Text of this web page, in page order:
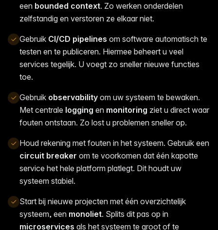
een bounded context. Zo werken onderdelen
zelfstandig en verstoren ze elkaar niet.
Gebruik CI/CD pipelines om software automatisch te
testen en te publiceren. Hiermee beheert u veel
services tegelijk. U voegt zo sneller nieuwe functies
toe.
Gebruik observability om uw systeem te bewaken.
Met centrale logging en monitoring ziet u direct waar
fouten ontstaan. Zo lost u problemen sneller op.
Houd rekening met fouten in het systeem. Gebruik een
circuit breaker om te voorkomen dat één kapotte
service het hele platform platlegt. Dit houdt uw
systeem stabiel.
Start bij nieuwe projecten met één overzichtelijk
systeem, een monoliet. Splits dit pas op in
microservices als het systeem te groot of te